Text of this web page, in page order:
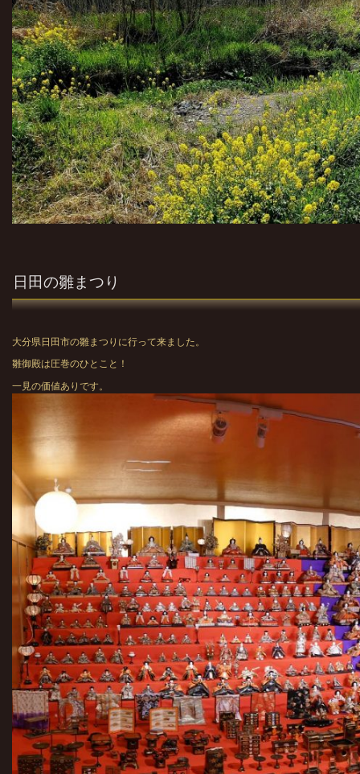
日田の雛まつり
大分県日田市の雛まつりに行って来ました。
雛御殿は圧巻のひとこと！
一見の価値ありです。